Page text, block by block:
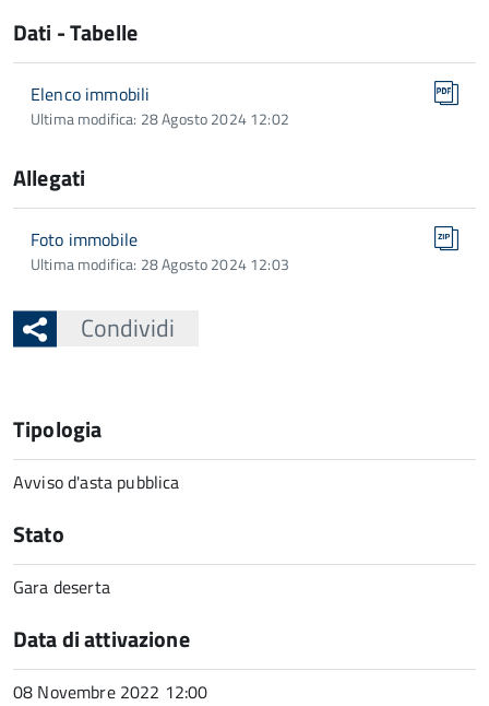
Dati - Tabelle
Elenco immobili
Ultima modifica: 28 Agosto 2024 12:02
Allegati
Foto immobile
Ultima modifica: 28 Agosto 2024 12:03
Condividi
Tipologia
Avviso d'asta pubblica
Stato
Gara deserta
Data di attivazione
08 Novembre 2022 12:00